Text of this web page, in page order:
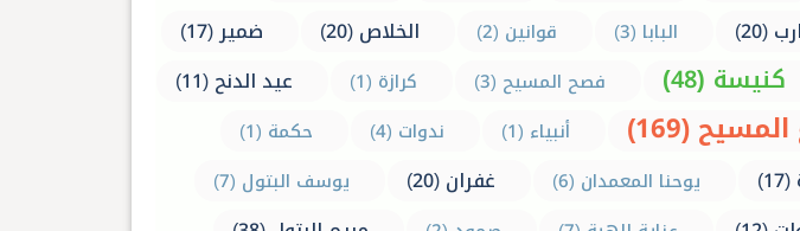
(20) البابا (3) قوانين (2) الخلاص (20)
ضمير (17)
كنيسة (48) فصح المسيح (3) كرازة (1) عيد الدنح (11)
(169) أنبياء (1) ندوات (4)
حكمة (1)
يوحنا المعمدان (6) غفران (20)
يوسف البتول (7)